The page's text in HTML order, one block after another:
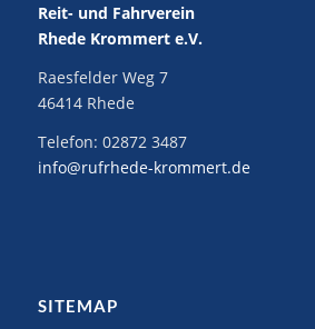
Reit- und Fahrverein
Rhede Krommert e.V.
Raesfelder Weg 7
46414 Rhede
Telefon: 02872 3487
info@rufrhede-krommert.de
SITEMAP